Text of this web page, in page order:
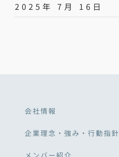
2025年 7月 16日
会社情報
企業理念・強み・行動指針
メンバー紹介